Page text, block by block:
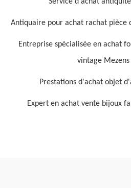
Antiquaire pour achat rachat pièce
Entreprise spécialisée en achat
vintage Mezens
Prestations d'achat objet
Expert en achat vente bijoux